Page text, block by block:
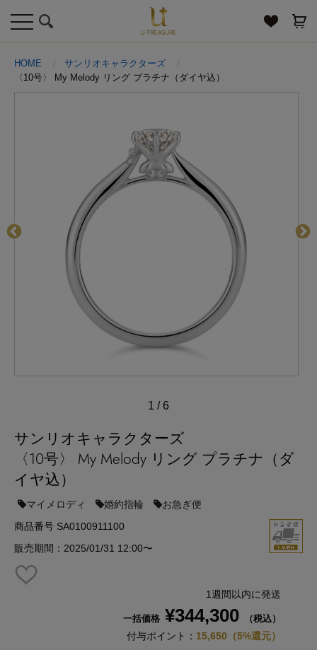
toggle
navigation
HOME
サンリオキャラクターズ
〈10号〉 My Melody リング プラチナ（ダイヤ込）
1 / 6
サンリオキャラクターズ
〈10号〉 My Melody リング プラチナ（ダ
イヤ込）
マイメロディ 婚約指輪
お急ぎ便
商品番号 SA0100911100
販売期間：2025/01/31 12:00〜
1週間以内に発送
一括価格 ¥344,300 （税込）
付与ポイント： 15,650（5%還元）